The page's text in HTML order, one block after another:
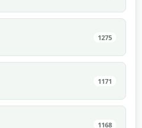
1275
1171
1168